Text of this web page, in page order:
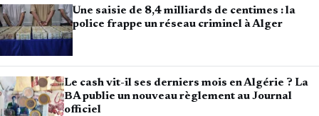
Une saisie de 8,4 milliards de centimes : la
police frappe un réseau criminel à Alger
Le cash vit-il ses derniers mois en Algérie ? La
BA publie un nouveau règlement au Journal
officiel